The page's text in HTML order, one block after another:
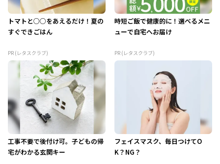
トマトと○○をあえるだけ！夏の
すぐできごはん
PR (レタスクラブ)
時短ご飯で健康的に！選べるメニ
ューで自宅へお届け
PR (レタスクラブ)
工事不要で後付け可。子どもの帰
宅がわかる玄関キー
フェイスマスク、毎日つけてO
K？NG？